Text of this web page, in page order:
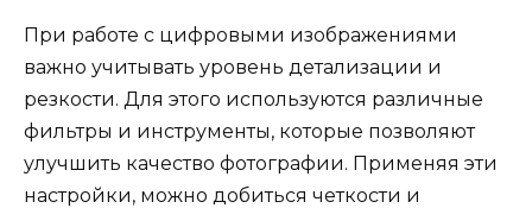
При работе с цифровыми изображениями
важно учитывать уровень детализации и
резкости. Для этого используются различные
фильтры и инструменты, которые позволяют
улучшить качество фотографии. Применяя эти
настройки, можно добиться четкости и